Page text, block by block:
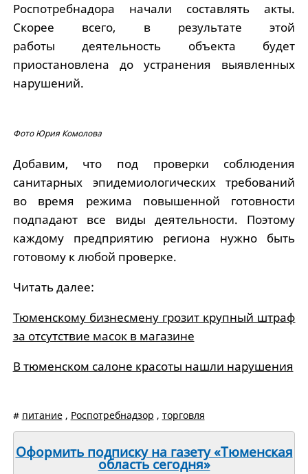
Роспотребнадора начали составлять акты.
Скорее всего, в результате этой
работы деятельность объекта будет
приостановлена до устранения выявленных
нарушений.
Фото Юрия Комолова
Добавим, что под проверки соблюдения
санитарных эпидемиологических требований
во время режима повышенной готовности
подпадают все виды деятельности. Поэтому
каждому предприятию региона нужно быть
готовому к любой проверке.
Читать далее:
Тюменскому бизнесмену грозит крупный штраф
за отсутствие масок в магазине
В тюменском салоне красоты нашли нарушения
# питание, Роспотребнадзор , торговля
Оформить подписку на газету «Тюменская
область сегодня»